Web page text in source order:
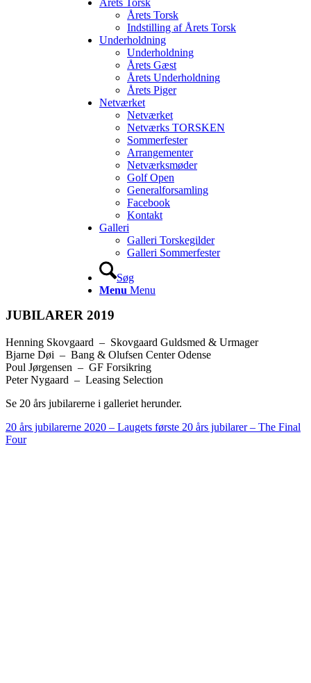
Årets Torsk
Årets Torsk
Indstilling af Årets Torsk
Underholdning
Underholdning
Årets Gæst
Årets Underholdning
Årets Piger
Netværket
Netværket
Netværks TORSKEN
Sommerfester
Arrangementer
Netværksmøder
Golf Open
Generalforsamling
Facebook
Kontakt
Galleri
Galleri Torskegilder
Galleri Sommerfester
Søg
Menu Menu
JUBILARER 2019
Henning Skovgaard – Skovgaard Guldsmed & Urmager
Bjarne Døi – Bang & Olufsen Center Odense
Poul Jørgensen – GF Forsikring
Peter Nygaard – Leasing Selection
Se 20 års jubilarerne i galleriet herunder.
20 års jubilarerne 2020 – Laugets første 20 års jubilarer – The Final
Four